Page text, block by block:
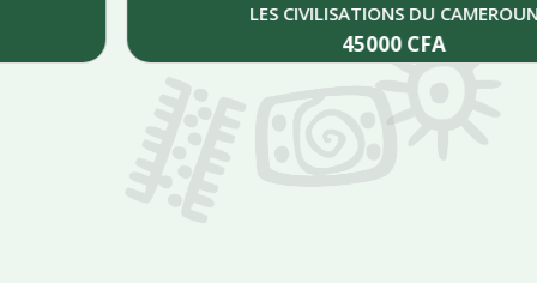
LES CIVILISATIONS DU CAMEROUN